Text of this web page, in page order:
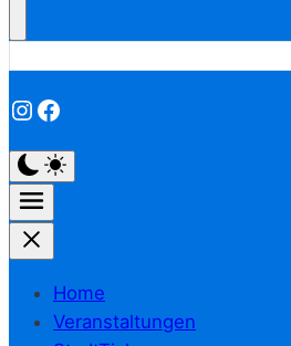
Instagram
Facebook
Home
Veranstaltungen